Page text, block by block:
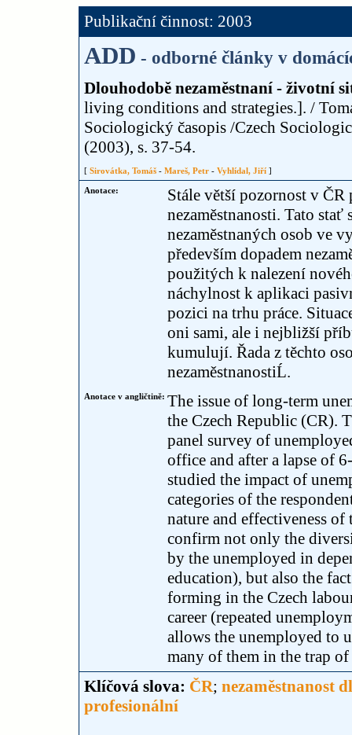
Publikační činnost: 2003
ADD - odborné články v
Dlouhodobě nezaměstnaní - životní
living conditions and strategies.]. /
Sociologický časopis /Czech
(2003), s. 37-54.
[ Sirovátka, Tomáš - Mareš, Petr - Vyhlídal, Jiří ]
Anotace:
Stále větší pozornost v
nezaměstnanosti. Tato
nezaměstnaných osob ve
především dopadem
použitých k nalezení
náchylnost k aplikaci
pozici na trhu práce.
oni sami, ale i nejbližší
kumulují. Řada z těchto
nezaměstnanostiĹ.
Anotace v angličtině: The issue of long-term
the Czech Republic (CR).
panel survey of
office and after a lapse of
studied the impact of
categories of the
nature and effectiveness of
confirm not only the
by the unemployed in
education), but also the
forming in the Czech
career (repeated
allows the unemployed to
many of them in the trap
Klíčová slova: ČR; nezaměstnanost
profesionální